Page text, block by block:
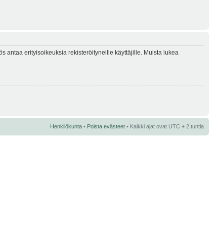
antaa erityisoikeuksia rekisteröityneille käyttäjille. Muista lukea
Henkilökunta • Poista evästeet • Kaikki ajat ovat UTC + 2 tuntia